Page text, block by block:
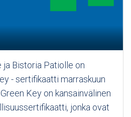
ja Bistoria Patiolle on
- sertifikaatti marraskuun
Key on kansainvälinen
jonka ovat